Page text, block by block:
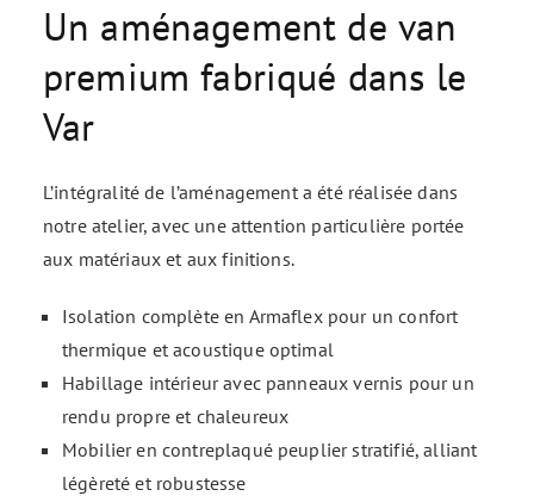
Un aménagement de van
premium fabriqué dans le
Var
L’intégralité de l’aménagement a été réalisée dans
notre atelier, avec une attention particulière portée
aux matériaux et aux finitions.
Isolation complète en Armaflex pour un confort
thermique et acoustique optimal
Habillage intérieur avec panneaux vernis pour un
rendu propre et chaleureux
Mobilier en contreplaqué peuplier stratifié, alliant
légèreté et robustesse